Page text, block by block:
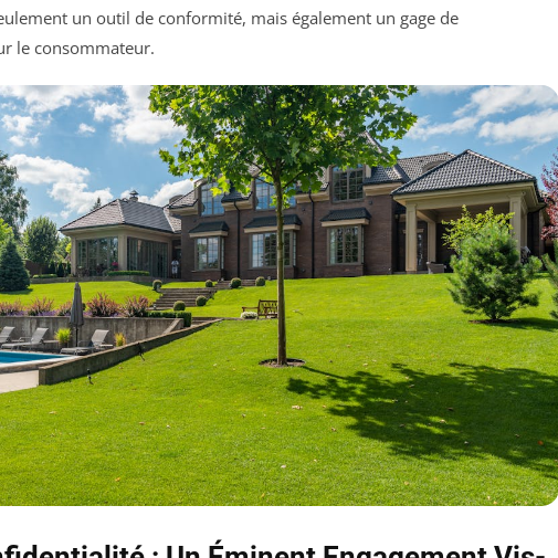
un outil de conformité, mais également un gage de
le consommateur.